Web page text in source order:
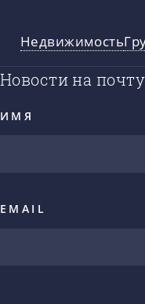
Недвижимость
Новости на почту
ИМЯ
EMAIL